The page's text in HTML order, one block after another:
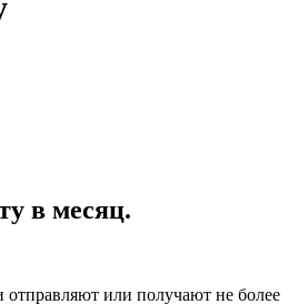
в месяц.
или получают не более